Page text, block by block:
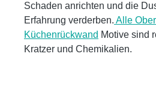
Schaden anrichten und die
Erfahrung verderben. Alle
Küchenrückwand Motive sind
Kratzer und Chemikalien.